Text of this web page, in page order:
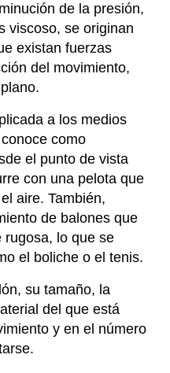
de la presión,
viscoso, se originan
existan fuerzas
del movimiento,
a los medios
como
el punto de vista
con una pelota que
aire. También,
de balones que
rugosa, lo que se
el boliche o el tenis.
su tamaño, la
del que está
y en el número